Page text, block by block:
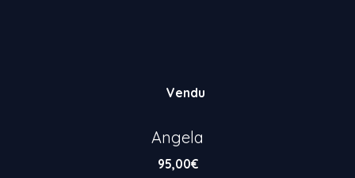
Vendu
Angela
95,00€